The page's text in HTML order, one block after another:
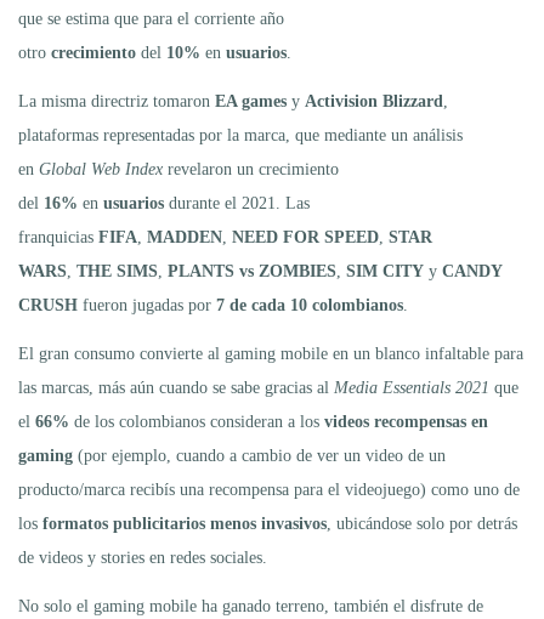
que se estima que para el corriente año
otro crecimiento del 10% en usuarios
La misma directriz tomaron EA games y Activision Blizzard
plataformas representadas por la marca, que mediante un análisis
en Global Web Index revelaron un crecimiento
del 16% en usuarios durante el 2021. Las
franquicias FIFA MADDEN NEED FOR SPEED STAR
WARS THE SIMS PLANTS vs ZOMBIES SIM CITY y CANDY
CRUSH fueron jugadas por 7 de cada 10 colombianos
El gran consumo convierte al gaming mobile en un blanco infaltable para
las marcas, más aún cuando se sabe gracias al Media Essentials 2021 que
el 66% de los colombianos consideran a los videos recompensas en
gaming (por ejemplo, cuando a cambio de ver un video de un
producto/marca recibís una recompensa para el videojuego) como uno de
los formatos publicitarios menos invasivos , ubicándose solo por detrás
de videos y stories en redes sociales.
No solo el gaming mobile ha ganado terreno, también el disfrute de